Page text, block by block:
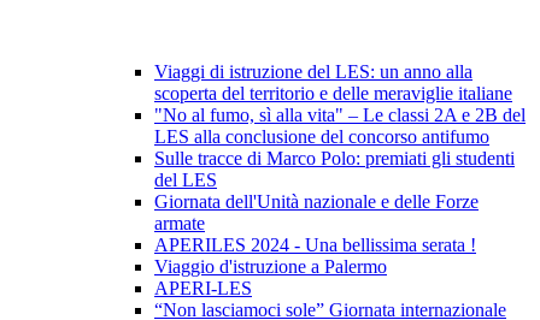
Viaggi di istruzione del LES: un anno alla
scoperta del territorio e delle meraviglie italiane
"No al fumo, sì alla vita" – Le classi 2A e 2B del
LES alla conclusione del concorso antifumo
Sulle tracce di Marco Polo: premiati gli studenti
del LES
Giornata dell'Unità nazionale e delle Forze
armate
APERILES 2024 - Una bellissima serata !
Viaggio d'istruzione a Palermo
APERI-LES
“Non lasciamoci sole” Giornata internazionale